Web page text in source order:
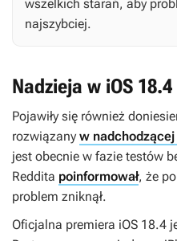
wszelkich starań, aby
najszybciej.
Nadzieja w iOS 18.4
Pojawiły się również
rozwiązany w
jest obecnie w fazie testów
Reddita poinformował, że
problem zniknął.
Oficjalna premiera iOS 18.4